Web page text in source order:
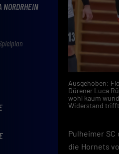
NORDRHEIN
Ausgehoben:
Dürener Luca
wohl kaum
Widerstand
Pulheimer
die Hornets